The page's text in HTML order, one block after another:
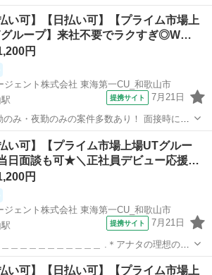
い可】【日払い可】【プライム市場上
ループ】来社不要でラクすぎ◎W…
円
ジェント株式会社 東海第一CU_和歌山市
提携サイト 7月21日
履
和歌山駅 倉庫
い可】【プライム市場上場UTグルー
日面談も可★＼正社員デビュー応援…
円
ジェント株式会社 東海第一CU_和歌山市
提携サイト 7月21日
￣￣￣￣￣￣￣￣￣￣￣￣￣￣￣￣￣ ★大
場上場UTグループ！ フルタイムで腰を据え
和歌山駅 倉庫
い可】【日払い可】【プライム市場上